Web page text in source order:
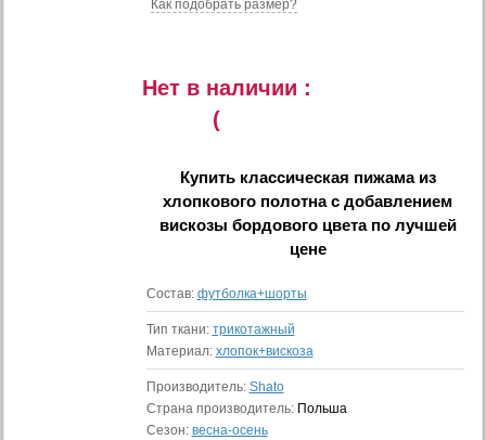
Как подобрать размер?
Нет в наличии :
(
Купить классическая пижама из
хлопкового полотна с добавлением
вискозы бордового цветапо лучшей
цене
Состав: футболка+шорты
Тип ткани: трикотажный
Материал: хлопок+вискоза
Производитель: Shato
Страна производитель: Польша
Сезон: весна-осень